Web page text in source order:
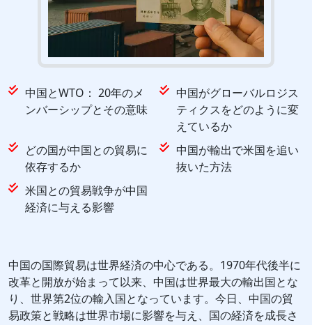
中国とWTO： 20年のメ
ンバーシップとその意味
中国がグローバルロジス
ティクスをどのように変
えているか
どの国が中国との貿易に
依存するか
中国が輸出で米国を追い
抜いた方法
米国との貿易戦争が中国
経済に与える影響
中国の国際貿易は世界経済の中心である。1970年代後半に
改革と開放が始まって以来、中国は世界最大の輸出国とな
り、世界第2位の輸入国となっています。今日、中国の貿
易政策と戦略は世界市場に影響を与え、国の経済を成長さ